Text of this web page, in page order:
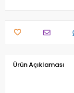
Ürün Açıklaması